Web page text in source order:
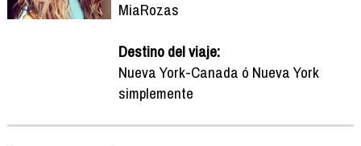
MiaRozas
Destino del viaje:
Nueva York-Canada ó Nueva York
simplemente